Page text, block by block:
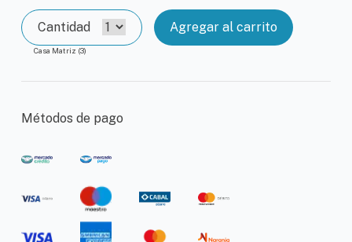
Cantidad
Casa Matriz (3)
Agregar al carrito
Métodos de pago